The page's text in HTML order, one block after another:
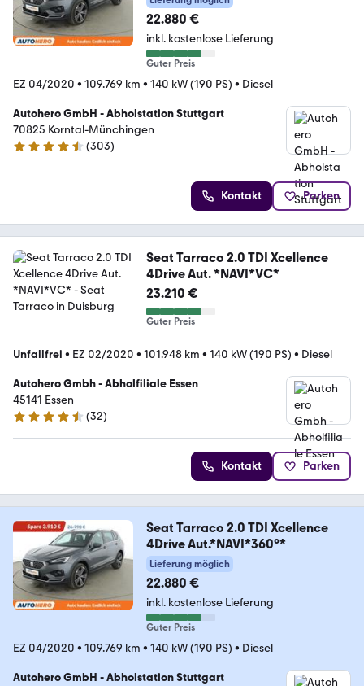
22.880 €
inkl. kostenlose Lieferung
Guter Preis
EZ 04/2020 • 109.769 km • 140 kW (190 PS) • Diesel
Autohero GmbH - Abholstation Stuttgart
70825 Korntal-Münchingen
4.4 Sterne
(303)
Kontakt Parken
Seat Tarraco 2.0 TDI Xcellence
4Drive Aut. *NAVI*VC*
23.210 €
Guter Preis
Unfallfrei • EZ 02/2020 • 101.948 km • 140 kW (190 PS) • Diesel
Autohero Gmbh - Abholfiliale Essen
45141 Essen
4.7 Sterne
(32)
Kontakt Parken
Seat Tarraco 2.0 TDI Xcellence
4Drive Aut.*NAVI*360°*
Lieferung möglich
22.880 €
inkl. kostenlose Lieferung
Guter Preis
EZ 04/2020 • 109.769 km • 140 kW (190 PS) • Diesel
Autohero GmbH - Abholstation Stuttgart